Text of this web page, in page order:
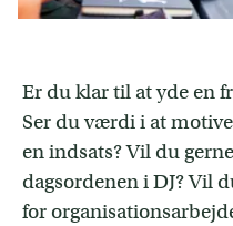
Er du klar til at yde en
Ser du værdi i at
en indsats? Vil du
dagsordenen i DJ? Vil
for